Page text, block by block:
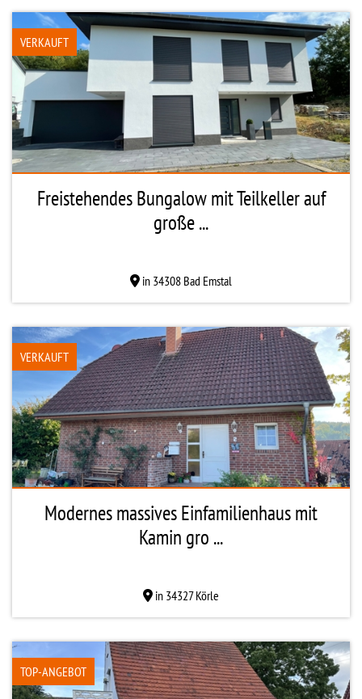
VERKAUFT
Freistehendes Bungalow mit Teilkeller auf
große ...
in 34308 Bad Emstal
VERKAUFT
Modernes massives Einfamilienhaus mit
Kamin gro ...
in 34327 Körle
TOP-ANGEBOT